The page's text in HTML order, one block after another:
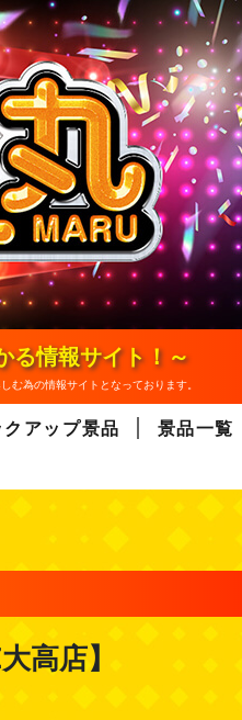
る情報サイト！～
む為の情報サイトとなっております。
クアップ景品
景品一覧
高店】